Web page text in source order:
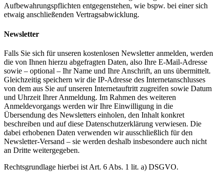
Aufbewahrungspflichten entgegenstehen, wie bspw. bei einer sich
etwaig anschließenden Vertragsabwicklung.
Newsletter
Falls Sie sich für unseren kostenlosen Newsletter anmelden, werden
die von Ihnen hierzu abgefragten Daten, also Ihre E-Mail-Adresse
sowie – optional – Ihr Name und Ihre Anschrift, an uns übermittelt.
Gleichzeitig speichern wir die IP-Adresse des Internetanschlusses
von dem aus Sie auf unseren Internetauftritt zugreifen sowie Datum
und Uhrzeit Ihrer Anmeldung. Im Rahmen des weiteren
Anmeldevorgangs werden wir Ihre Einwilligung in die
Übersendung des Newsletters einholen, den Inhalt konkret
beschreiben und auf diese Datenschutzerklärung verwiesen. Die
dabei erhobenen Daten verwenden wir ausschließlich für den
Newsletter-Versand – sie werden deshalb insbesondere auch nicht
an Dritte weitergegeben.
Rechtsgrundlage hierbei ist Art. 6 Abs. 1 lit. a) DSGVO.